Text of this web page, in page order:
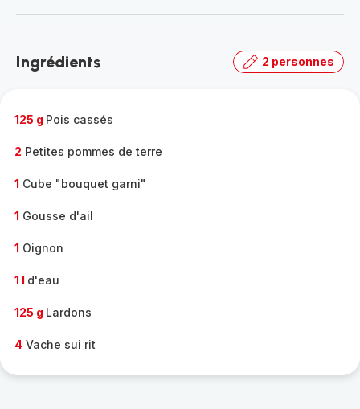
-
gamme
Ingrédients 2 personnes
125 g Pois cassés
2 Petites pommes de terre
1 Cube "bouquet garni"
1 Gousse d'ail
1 Oignon
1 l d'eau
125 g Lardons
4 Vache sui rit